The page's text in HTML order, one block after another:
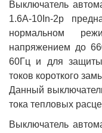
Выключатель
1.6А-10In-2р
нормальном
напряжением до
60Гц и для защиты
токов короткого
Данный
тока тепловых
Выключатель